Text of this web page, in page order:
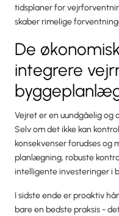
tidsplaner for
skaber rimelige
De
integrere
Vejret er en uundgåelig og
Selv om det ikke kan
konsekvenser forudses og
planlægning, robuste
intelligente investeringer i
I sidste ende er proaktiv
bare en bedste praksis -